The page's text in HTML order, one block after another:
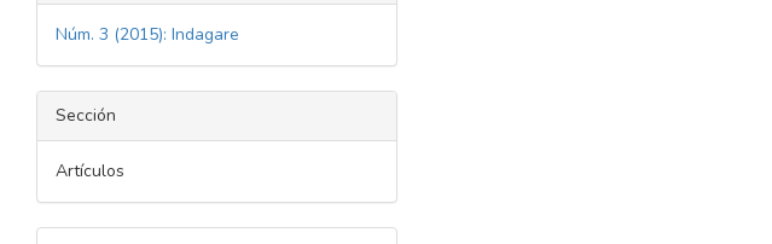
Núm. 3 (2015): Indagare
Sección
Artículos